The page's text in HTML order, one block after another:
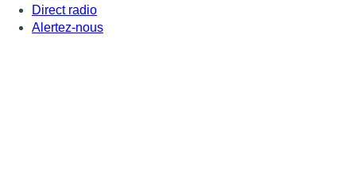
Direct radio
Alertez-nous